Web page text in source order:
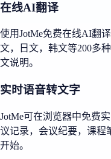
在线AI翻译
使用JotMe免费在线AI翻
文，日文，韩文等200多
文说明。
实时语音转文字
JotMe可在浏览器中免费
议记录，会议纪要，课程
开始。